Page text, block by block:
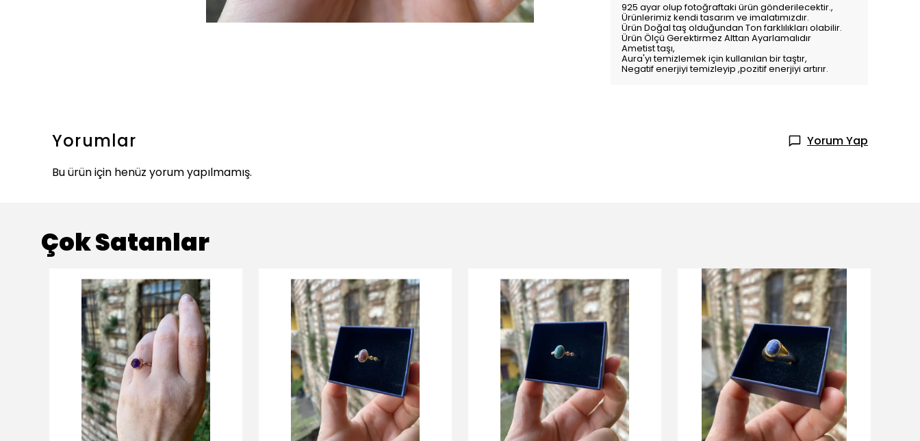
925 ayar olup fotoğraftaki ürün gönderilecektir.,
Ürünlerimiz kendi tasarım ve imalatımızdır.
Ürün Doğal taş olduğundan Ton farklılıkları olabilir.
Ürün Ölçü Gerektirmez Alttan Ayarlamalıdır
Ametist taşı,
Aura'yı temizlemek için kullanılan bir taştır,
Negatif enerjiyi temizleyip ,pozitif enerjiyi artırır.
Yorumlar
Yorum Yap
Bu ürün için henüz yorum yapılmamış.
Çok Satanlar